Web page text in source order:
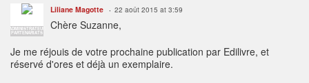
ADMINISTRATEUR
PARTENARIATS
Liliane Magotte 22 août 2015 at 3:59
Chère Suzanne,
Je me réjouis de votre prochaine publication par Edilivre, et
réservé d'ores et déjà un exemplaire.